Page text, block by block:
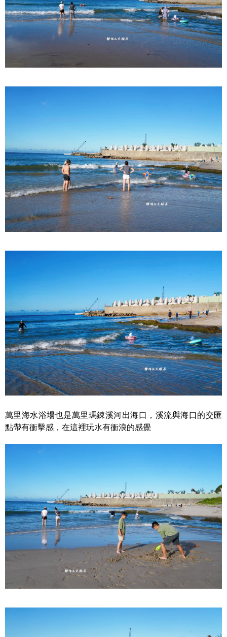
萬里海水浴場也是萬里瑪鋉溪河出海口，溪流與海口的交匯
點帶有衝擊感，在這裡玩水有衝浪的感覺